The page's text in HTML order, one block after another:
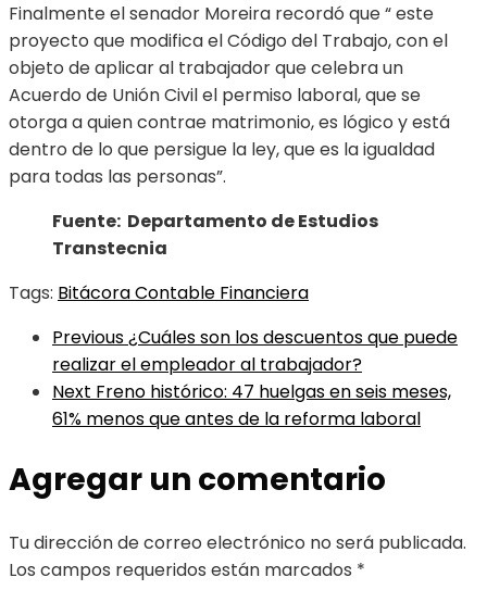
Finalmente el senador Moreira recordó que “ este
proyecto que modifica el Código del Trabajo, con el
objeto de aplicar al trabajador que celebra un
Acuerdo de Unión Civil el permiso laboral, que se
otorga a quien contrae matrimonio, es lógico y está
dentro de lo que persigue la ley, que es la igualdad
para todas las personas”.
Fuente: Departamento de Estudios
Transtecnia
Tags: Bitácora Contable Financiera
Previous¿Cuáles son los descuentos que puede
realizar el empleador al trabajador?
Next Freno histórico: 47 huelgas en seis meses,
61% menos que antes de la reforma laboral
Agregar un comentario
Tu dirección de correo electrónico no será publicada.
Los campos requeridos están marcados *